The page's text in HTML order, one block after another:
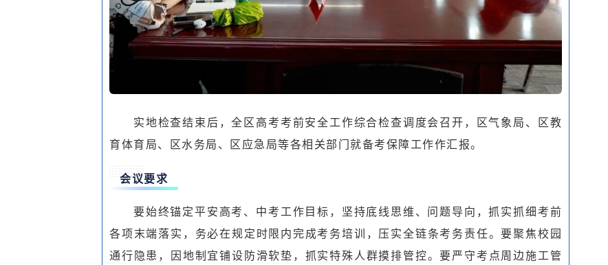
实地检查结束后，全区高考考前安全工作综合检查调度会召开，区气象局、区教
育体育局、区水务局、区应急局等各相关部门就备考保障工作作汇报。
会议要求
要始终锚定平安高考、中考工作目标，坚持底线思维、问题导向，抓实抓细考前
各项末端落实，务必在规定时限内完成考务培训，压实全链条考务责任。要聚焦校园
通行隐患，因地制宜铺设防滑软垫，抓实特殊人群摸排管控。要严守考点周边施工管